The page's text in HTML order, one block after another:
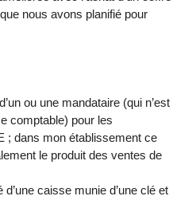
nous avons planifié pour
ou une mandataire (qui n’est
comptable) pour les
; dans mon établissement ce
le produit des ventes de
caisse munie d’une clé et